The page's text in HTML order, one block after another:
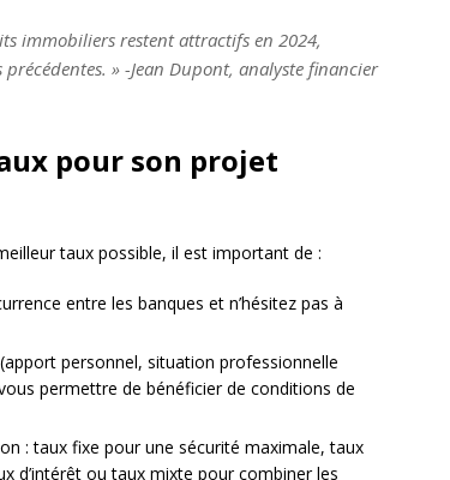
immobiliers restent attractifs en 2024,
» -Jean Dupont, analyste financier
pour son projet
taux possible, il est important de :
entre les banques et n’hésitez pas à
personnel, situation professionnelle
permettre de bénéficier de conditions de
: taux fixe pour une sécurité maximale, taux
d’intérêt ou taux mixte pour combiner les